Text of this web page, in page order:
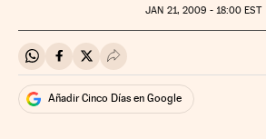
JAN 21, 2009 - 18:00 EST
Compartir en Whatsapp
Compartir en Facebook
Compartir en Twitter
Desplegar Redes Sociales
Añadir Cinco Días en Google